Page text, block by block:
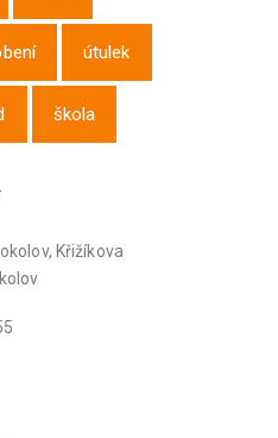
útulek
škola
Křižíkova